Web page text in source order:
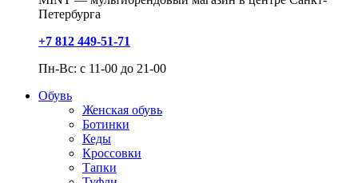
Петербурга
+7 812 449-51-71
Пн-Вс: с 11-00 до 21-00
Обувь
Женская обувь
Ботинки
Кеды
Кроссовки
Тапки